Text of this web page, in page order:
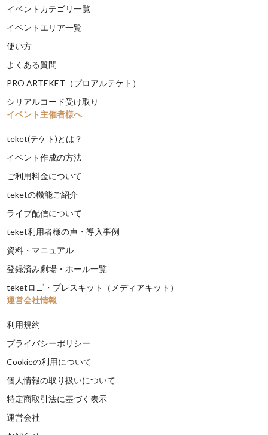
イベントカテゴリ一覧
イベントエリア一覧
使い方
よくある質問
PRO ARTEKET（プロアルテケト）
シリアルコード受け取り
イベント主催者様へ
teket(テケト)とは？
イベント作成の方法
ご利用料金について
teketの機能ご紹介
ライブ配信について
teket利用者様の声・導入事例
資料・マニュアル
登録済み劇場・ホール一覧
teketロゴ・プレスキット（メディアキット）
運営会社情報
利用規約
プライバシーポリシー
Cookieの利用について
個人情報の取り扱いについて
特定商取引法に基づく表示
運営会社